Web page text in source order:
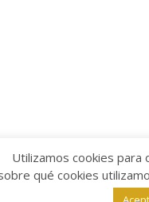
Aviso legal
Utilizamos cookies
qué cookies